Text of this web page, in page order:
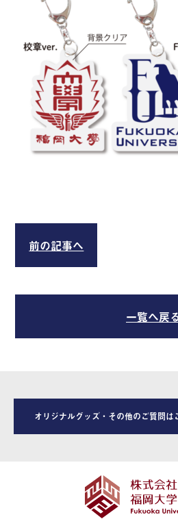
前の記事へ
一覧へ戻
オリジナルグッズ・その他のご質問